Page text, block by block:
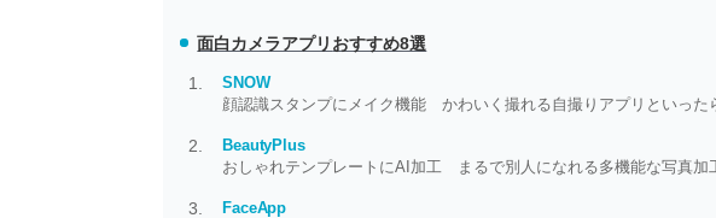
面白カメラアプリ おすすめ8選
SNOW
顔認識スタンプにメイク機能 かわいく撮れる自撮りアプリといった
BeautyPlus
おしゃれテンプレートにAI加工 まるで別人になれる多機能な写真加
FaceApp